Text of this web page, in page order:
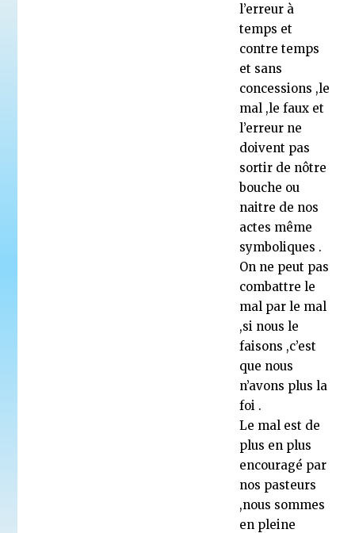
l’erreur à
temps et
contre temps
et sans
concessions ,le
mal ,le faux et
l’erreur ne
doivent pas
sortir de nôtre
bouche ou
naitre de nos
actes même
symboliques .
On ne peut pas
combattre le
mal par le mal
,si nous le
faisons ,c’est
que nous
n’avons plus la
foi .
Le mal est de
plus en plus
encouragé par
nos pasteurs
,nous sommes
en pleine